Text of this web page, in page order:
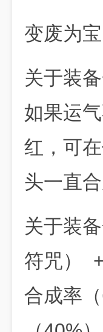
变废为
关于装
如果运
红，可
头一直
关于装
符咒）
合成率